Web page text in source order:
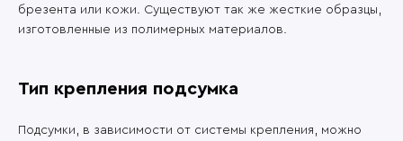
брезента или кожи. Существуют так же жесткие образцы,
изготовленные из полимерных материалов.
Тип крепления подсумка
Подсумки, в зависимости от системы крепления, можно